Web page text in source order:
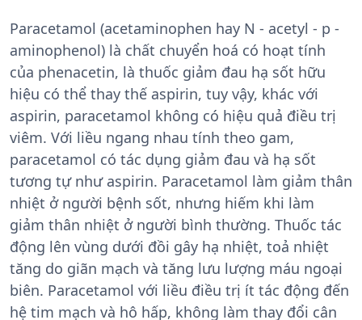
Paracetamol (acetaminophen hay N - acetyl - p -
aminophenol) là chất chuyển hoá có hoạt tính
của phenacetin, là thuốc giảm đau hạ sốt hữu
hiệu có thể thay thế aspirin, tuy vậy, khác với
aspirin, paracetamol không có hiệu quả điều trị
viêm. Với liều ngang nhau tính theo gam,
paracetamol có tác dụng giảm đau và hạ sốt
tương tự như aspirin. Paracetamol làm giảm thân
nhiệt ở người bệnh sốt, nhưng hiếm khi làm
giảm thân nhiệt ở người bình thường. Thuốc tác
động lên vùng dưới đồi gây hạ nhiệt, toả nhiệt
tăng do giãn mạch và tăng lưu lượng máu ngoại
biên. Paracetamol với liều điều trị ít tác động đến
hệ tim mạch và hô hấp, không làm thay đổi cân